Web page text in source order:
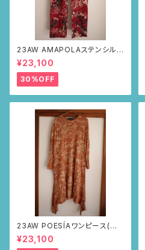
23AW AMAPOLAステンシルパ
ンツ(ボルドー・サボテンの山道
柄)
¥23,100
30%OFF
23AW POESÍAワンピース(ブラ
ウン・サボテンの山道柄)
¥23,100